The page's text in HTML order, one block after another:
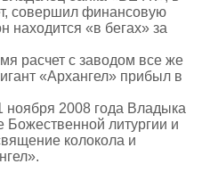
совершил финансовую
«в бегах» за
расчет с заводом все же
«Архангел» прибыл в
ноября 2008 года Владыка
литургии и
колокола и